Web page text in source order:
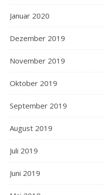
Januar 2020
Dezember 2019
November 2019
Oktober 2019
September 2019
August 2019
Juli 2019
Juni 2019